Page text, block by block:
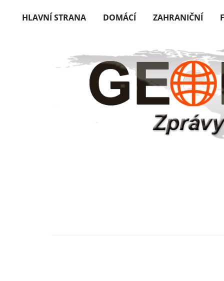
HLAVNÍ STRANA DOMÁCÍ ZAHRANIČNÍ